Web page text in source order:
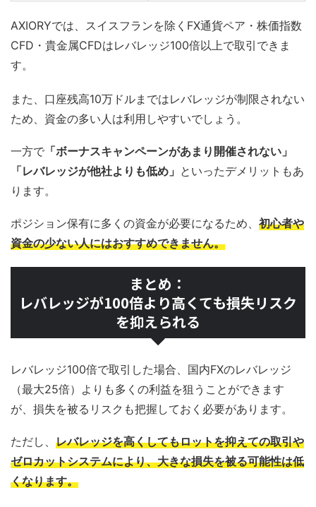
AXIORYでは、スイスフランを除くFX通貨ペア・株価指数
CFD・貴金属CFDはレバレッジ100倍以上で取引できま
す。
また、口座残高10万ドルまではレバレッジが制限されない
ため、資金の多い人は利用しやすいでしょう。
一方で 「ボーナスキャンペーンがあまり開催されない」
「レバレッジが他社よりも低め」 といったデメリットもあ
ります。
ポジション保有に多くの資金が必要になるため、 初心者や
資金の少ない人にはおすすめできません。
まとめ：
レバレッジが100倍より高くても損失リスク
を抑えられる
レバレッジ100倍で取引した場合、国内FXのレバレッジ
（最大25倍）よりも多くの利益を狙うことができます
が、損失を被るリスクも把握しておく必要があります。
ただし、 レバレッジを高くしてもロットを抑えての取引や
ゼロカットシステムにより、大きな損失を被る可能性は低
くなります。